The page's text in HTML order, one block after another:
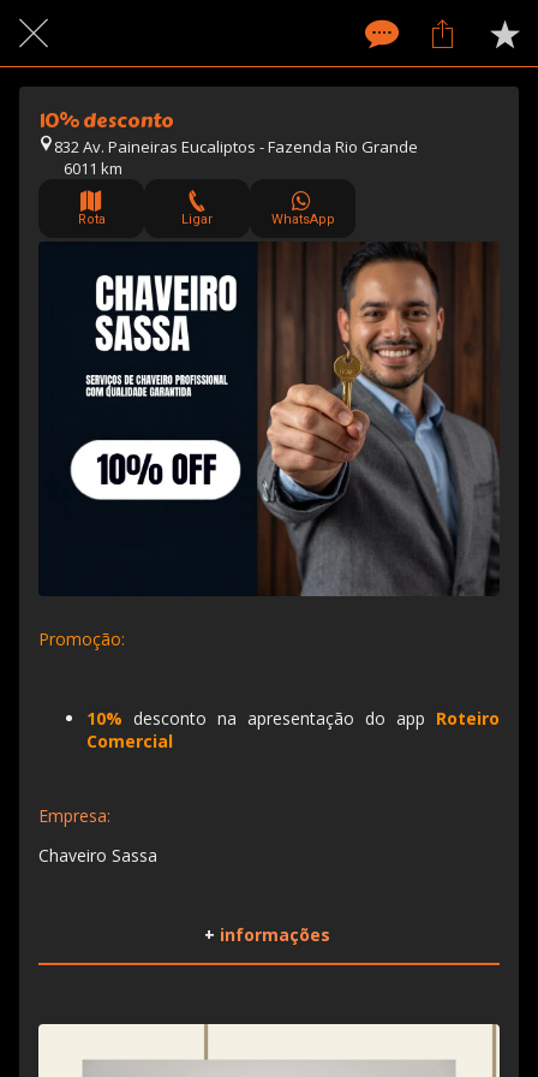
10% desconto
832 Av. Paineiras Eucaliptos - Fazenda Rio Grande
6011 km
Rota Ligar WhatsApp
Promoção:
10% desconto na apresentação do app Roteiro
Comercial
Empresa:
Chaveiro Sassa
+ informações